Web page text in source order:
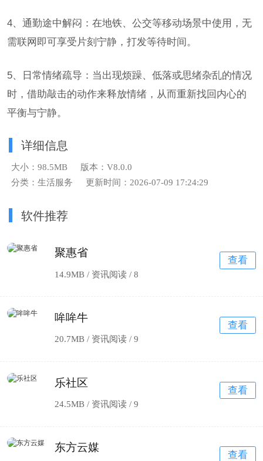
4、通勤途中解闷：在地铁、公交等移动场景中使用，无
需联网即可享受片刻宁静，打发等待时间。
5、日常情绪疏导：当出现烦躁、低落或思绪杂乱的情况
时，借助敲击的动作来释放情绪，从而重新找回内心的
平衡与宁静。
详细信息
大小：98.5MB
版本：V8.0.0
分类：生活服务
更新时间：2026-07-09 17:24:29
软件推荐
聚惠省
14.9MB / 资讯阅读 /8
查看
哞哞牛
20.7MB / 资讯阅读 /9
查看
乐社区
24.5MB / 资讯阅读 /9
查看
东方云媒
查看